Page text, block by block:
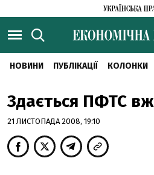
НОВИНИ ПУБЛІКАЦІЇ КОЛОНКИ
Здається ПФТС
21 ЛИСТОПАДА 2008, 19:10